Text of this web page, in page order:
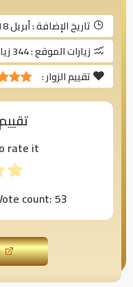
تاريخ الإضافة :أبريل 18, 2024
زيارات الموقع :344 زيارات
تقييم الزوار :
rate it!
count:53